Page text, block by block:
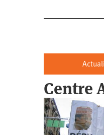
Actualité
Politique
Entreprises
Centre